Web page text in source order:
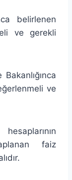
belirlenen
ve gerekli
ve
faiz